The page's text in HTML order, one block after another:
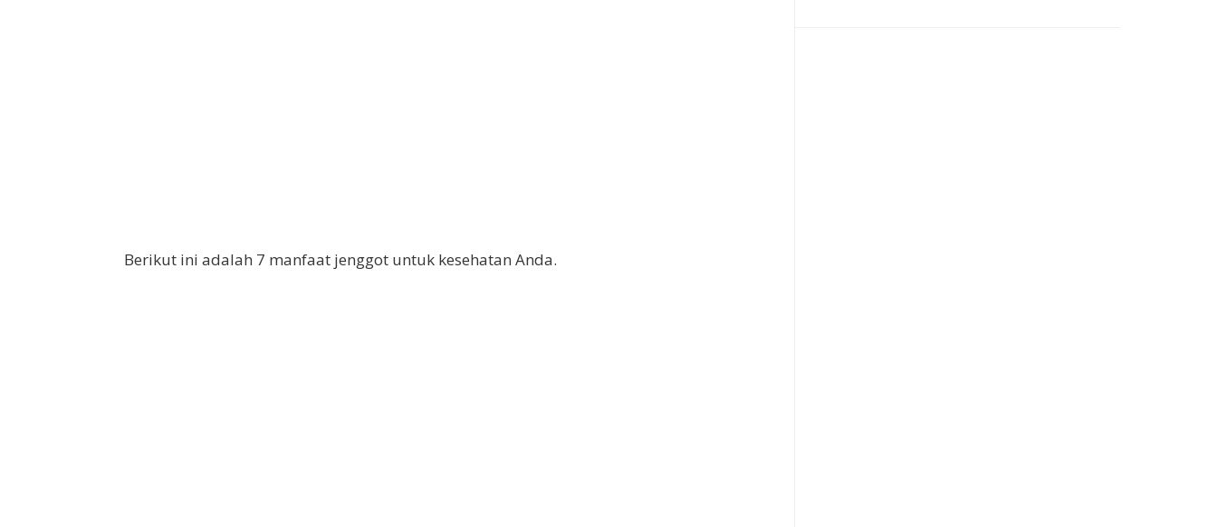
Berikut ini adalah 7 manfaat jenggot untuk kesehatan Anda.